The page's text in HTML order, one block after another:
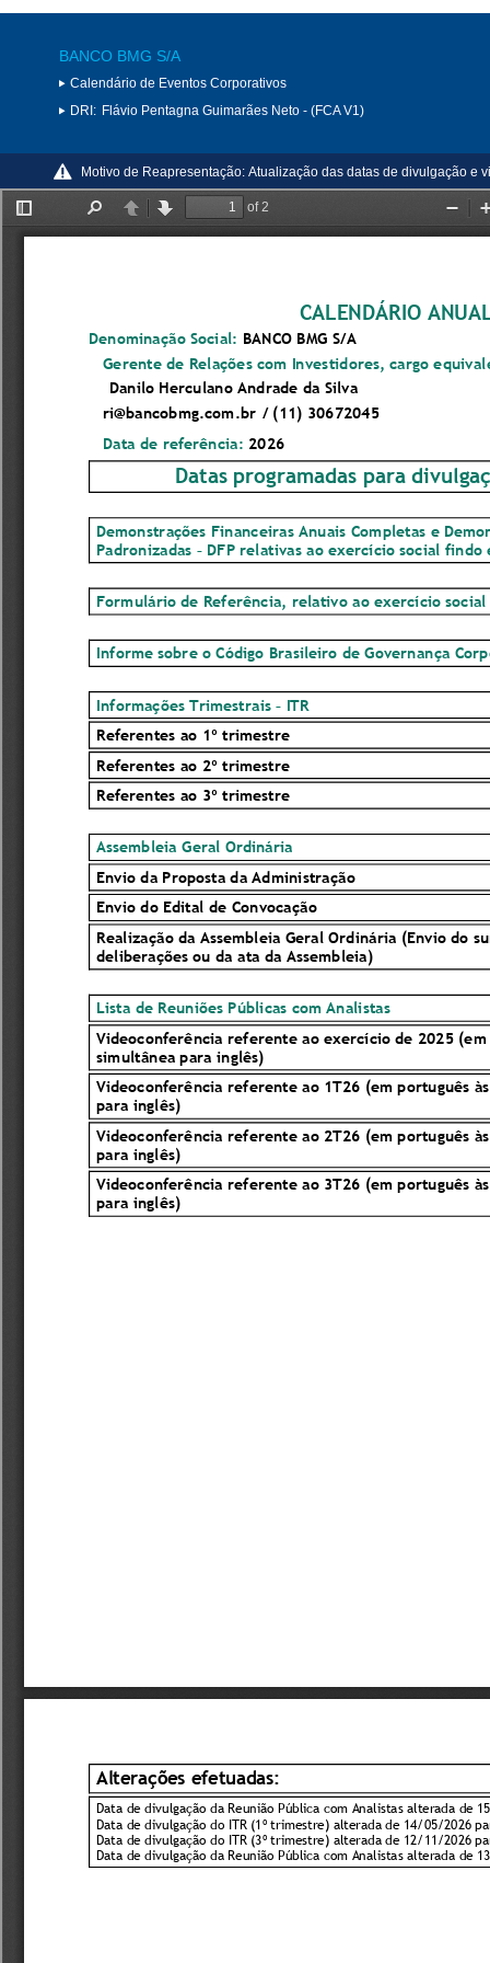
BANCO BMG S/A
Calendário de Eventos Corporativos
DRI: Flávio Pentagna Guimarães Neto - (FCA V1)
Motivo de Reapresentação: Atualização das datas de divulgação e